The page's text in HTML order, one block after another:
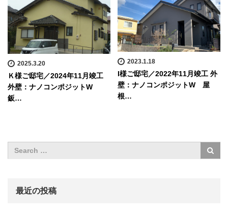
2025.3.20
Ｋ様ご邸宅／2024年11月竣工
外壁：ナノコンポジットW
鈑…
2023.1.18
I様ご邸宅／2022年11月竣工 外
壁：ナノコンポジットW 屋
根…
最近の投稿